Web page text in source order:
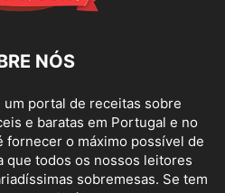
NÓS
um portal de receitas sobre
e baratas em Portugal e no
fornecer o máximo possível de
que todos os nossos leitores
sobremesas. Se tem